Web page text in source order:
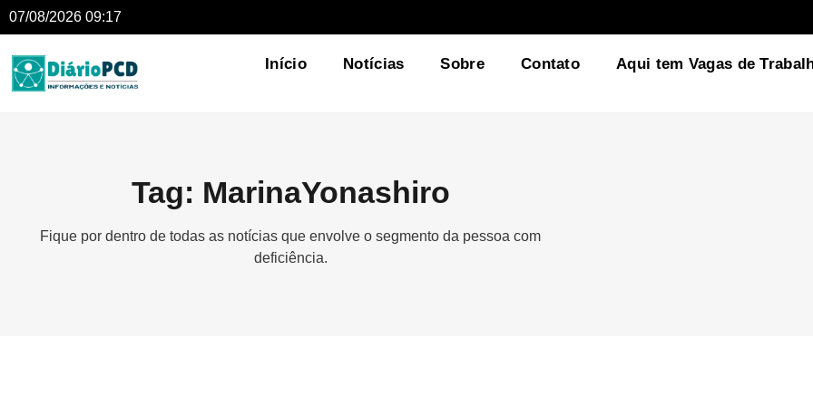
07/08/2026 09:17
Início Notícias Sobre Contato Aqui tem Vagas de
Tag: MarinaYonashiro
Fique por dentro de todas as notícias que envolve o segmento da pessoa com
deficiência.